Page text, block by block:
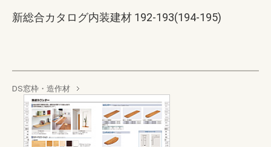
新総合カタログ内装建材 192-193(194-195)
DS窓枠・造作材